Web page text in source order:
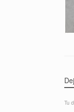
Tu